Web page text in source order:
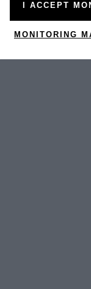
I ACCEPT
MONITORING